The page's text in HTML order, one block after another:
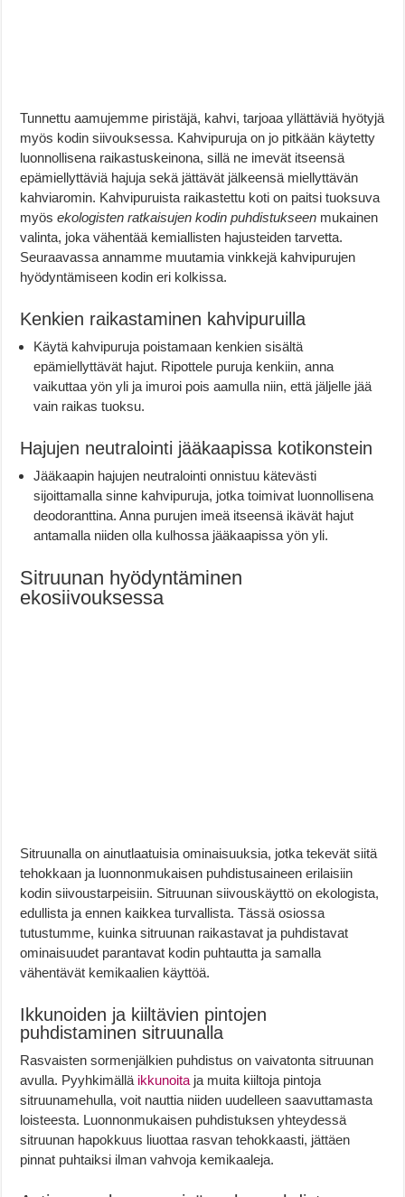
Tunnettu aamujemme piristäjä, kahvi, tarjoaa yllättäviä hyötyjä
myös kodin siivouksessa. Kahvipuruja on jo pitkään käytetty
luonnollisena raikastuskeinona, sillä ne imevät itseensä
epämiellyttäviä hajuja sekä jättävät jälkeensä miellyttävän
kahviaromin. Kahvipuruista raikastettu koti on paitsi tuoksuva
myösekologisten ratkaisujen kodin puhdistukseen mukainen
valinta, joka vähentää kemiallisten hajusteiden tarvetta.
Seuraavassa annamme muutamia vinkkejä kahvipurujen
hyödyntämiseen kodin eri kolkissa.
Kenkien raikastaminen kahvipuruilla
Käytä kahvipuruja poistamaan kenkien sisältä
epämiellyttävät hajut. Ripottele puruja kenkiin, anna
vaikuttaa yön yli ja imuroi pois aamulla niin, että jäljelle jää
vain raikas tuoksu.
Hajujen neutralointi jääkaapissa kotikonstein
Jääkaapin hajujen neutralointi onnistuu kätevästi
sijoittamalla sinne kahvipuruja, jotka toimivat luonnollisena
deodoranttina. Anna purujen imeä itseensä ikävät hajut
antamalla niiden olla kulhossa jääkaapissa yön yli.
Sitruunan hyödyntäminen
ekosiivouksessa
Sitruunalla on ainutlaatuisia ominaisuuksia, jotka tekevät siitä
tehokkaan ja luonnonmukaisen puhdistusaineen erilaisiin
kodin siivoustarpeisiin. Sitruunan siivouskäyttö on ekologista,
edullista ja ennen kaikkea turvallista. Tässä osiossa
tutustumme, kuinka sitruunan raikastavat ja puhdistavat
ominaisuudet parantavat kodin puhtautta ja samalla
vähentävät kemikaalien käyttöä.
Ikkunoiden ja kiiltävien pintojen
puhdistaminen sitruunalla
Rasvaisten sormenjälkien puhdistus on vaivatonta sitruunan
avulla. Pyyhkimällä ikkunoita ja muita kiiltoja pintoja
sitruunamehulla, voit nauttia niiden uudelleen saavuttamasta
loisteesta. Luonnonmukaisen puhdistuksen yhteydessä
sitruunan hapokkuus liuottaa rasvan tehokkaasti, jättäen
pinnat puhtaiksi ilman vahvoja kemikaaleja.